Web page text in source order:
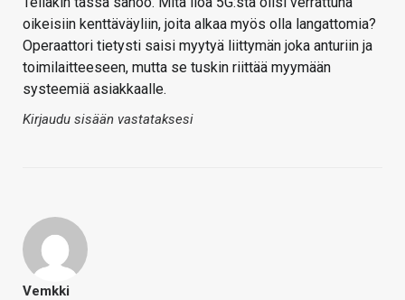
oikeisiin kenttäväyliin, joita alkaa myös olla langattomia?
Operaattori tietysti saisi myytyä liittymän joka anturiin ja
toimilaitteeseen, mutta se tuskin riittää myymään
systeemiä asiakkaalle.
Kirjaudu sisään vastataksesi
Vemkki